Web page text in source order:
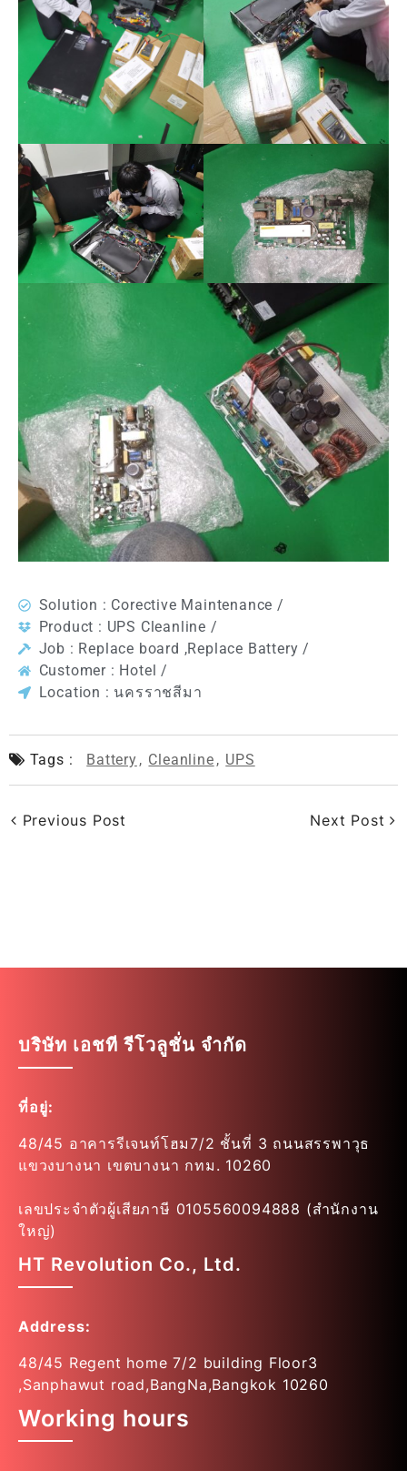
Solution : Corective Maintenance /
Product : UPS Cleanline /
Job : Replace board ,Replace Battery /
Customer : Hotel /
Location : นครราชสีมา
Tags : Battery , Cleanline , UPS
Previous Post Next Post
บริษัท เอชที รีโวลูชั่น จำกัด
ที่อยู่:
48/45 อาคารรีเจนท์โฮม7/2 ชั้นที่ 3 ถนนสรรพาวุธ
แขวงบางนา เขตบางนา กทม. 10260
เลขประจำตัวผู้เสียภาษี 0105560094888 (สำนักงาน
ใหญ่)
HT Revolution Co., Ltd.
Address:
48/45 Regent home 7/2 building Floor3
,Sanphawut road,BangNa,Bangkok 10260
Working hours